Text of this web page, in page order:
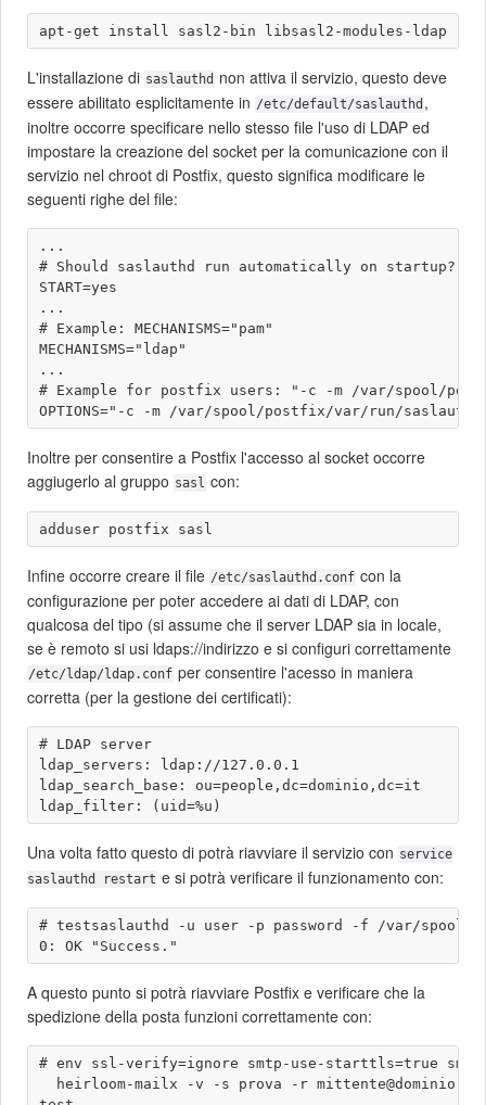
L'installazione di saslauthd non attiva il servizio, questo deve
essere abilitato esplicitamente in /etc/default/saslauthd ,
inoltre occorre specificare nello stesso file l'uso di LDAP ed
impostare la creazione del socket per la comunicazione con il
servizio nel chroot di Postfix, questo significa modificare le
seguenti righe del file:
...
# Should saslauthd run automatically on startup?
START=yes
...
# Example: MECHANISMS="pam"
MECHANISMS="ldap"
...
# Example for postfix users: "-c -m /var/spool/
Inoltre per consentire a Postfix l'accesso al socket occorre
aggiugerlo al gruppo sasl con:
Infine occorre creare il file /etc/saslauthd.conf con la
configurazione per poter accedere ai dati di LDAP, con
qualcosa del tipo (si assume che il server LDAP sia in locale,
se è remoto si usi ldaps://indirizzo e si configuri correttamente
/etc/ldap/ldap.conf per consentire l'acesso in maniera
corretta (per la gestione dei certificati):
# LDAP server
ldap_servers: ldap://127.0.0.1
ldap_search_base: ou=people,dc=dominio,dc=it
Una volta fatto questo di potrà riavviare il servizio con service
saslauthd restart e si potrà verificare il funzionamento con:
# testsaslauthd -u user -p password -f /var/spool/
A questo punto si potrà riavviare Postfix e verificare che la
spedizione della posta funzioni correttamente con:
# env ssl-verify=ignore smtp-use-starttls=true
heirloom-mailx -v -s prova -r